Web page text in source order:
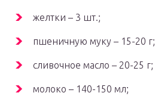
желтки – 3 шт.;
пшеничную муку – 15-20 г;
сливочное масло – 20-25 г;
молоко – 140-150 мл;